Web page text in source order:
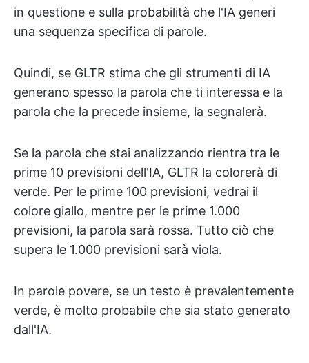
in questione e sulla probabilità che l'IA generi
una sequenza specifica di parole.
Quindi, se GLTR stima che gli strumenti di IA
generano spesso la parola che ti interessa e la
parola che la precede insieme, la segnalerà.
Se la parola che stai analizzando rientra tra le
prime 10 previsioni dell'IA, GLTR la colorerà di
verde. Per le prime 100 previsioni, vedrai il
colore giallo, mentre per le prime 1.000
previsioni, la parola sarà rossa. Tutto ciò che
supera le 1.000 previsioni sarà viola.
In parole povere, se un testo è prevalentemente
verde, è molto probabile che sia stato generato
dall'IA.